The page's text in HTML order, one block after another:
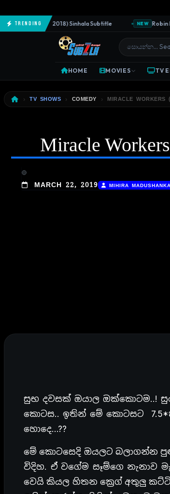
Trending
The Predator (2018) Sinhala Subtitle NEW Robin
HOME MOVIES TV
TV SHOWS COMEDY MIRACLE
Miracle
MARCH 22, 2019 MIHIRA MADUSHANKA
සුභ දවසක් ඔයාල ඔක්කොටම..!
කොටස.. ඉතින් මේ කොටසට
හොදෙ…??
මේ කොටසෙදි ඔයලට බලාගන්න
විදිහ. ඒ වගේම සෑම්ගෙ නැනාව
වෙයි කියල හිතන ක්‍රෙග් අතුලු